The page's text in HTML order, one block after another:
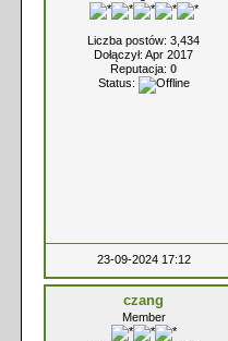
Liczba postów: 3,434
Dołączył: Apr 2017
Reputacja: 0
Status:
23-09-2024 17:12
czang
Member